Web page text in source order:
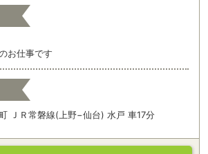
お仕事です
ＪＲ常磐線(上野−仙台) 水戸 車17分